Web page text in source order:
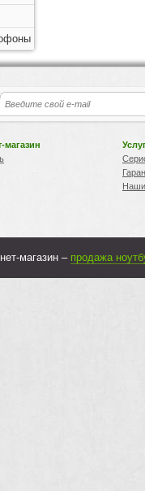
магазин
магазин – продажа